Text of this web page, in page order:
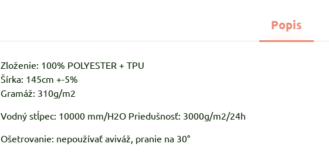
Popis
Zloženie: 100% POLYESTER + TPU
Šírka: 145cm +-5%
Gramáž: 310g/m2
Vodný stĺpec: 10000 mm/H2O Priedušnosť: 3000g/m2/24h
Ošetrovanie: nepoužívať aviváž, pranie na 30°